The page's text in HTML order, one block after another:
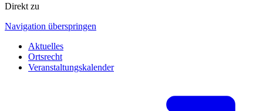
Direkt zu
Navigation überspringen
Aktuelles
Ortsrecht
Veranstaltungskalender